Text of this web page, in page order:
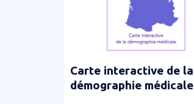
Carte interactive de la
démographie médicale